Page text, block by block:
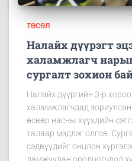
ТӨСӨЛ
Налайх дүүрэгт
халамжлагч
сургалт зохион
Налайх дүүргийн 3-р
халамжлагчдад зориулсан
өсвөр насны хүүхдийн
талаар мэдлэг олгов.
сэдвүүдийг онцлон